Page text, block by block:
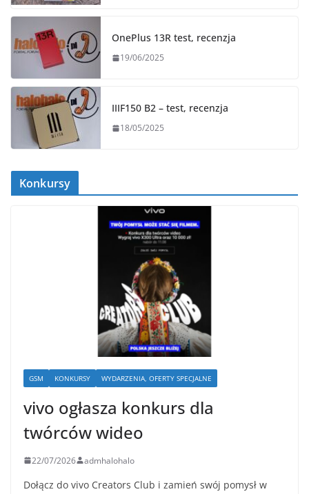
OnePlus 13R test, recenzja
19/06/2025
IIIF150 B2 – test, recenzja
18/05/2025
Konkursy
GSM KONKURSY WYDARZENIA, OFERTY SPECJALNE
vivo ogłasza konkurs dla
twórców wideo
22/07/2026 admhalohalo
Dołącz do vivo Creators Club i zamień swój pomysł w